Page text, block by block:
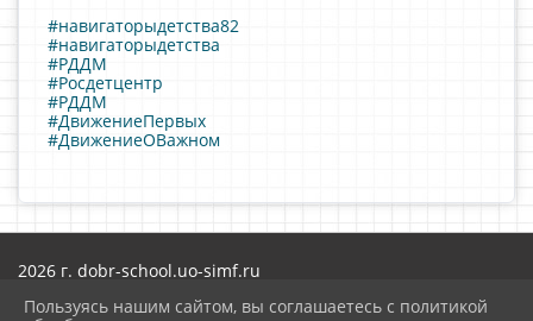
#навигаторыдетства82
#навигаторыдетства
#РДДМ
#Росдетцентр
#РДДМ
#ДвижениеПервых
#ДвижениеОВажном
2026 г. dobr-school.uo-simf.ru
Карта сайта
Пользуясь нашим сайтом, вы соглашаетесь с политикой